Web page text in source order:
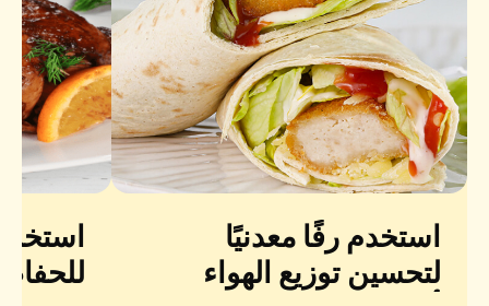
استخدم رفًا معدنيًا
لتحسين توزيع الهواء